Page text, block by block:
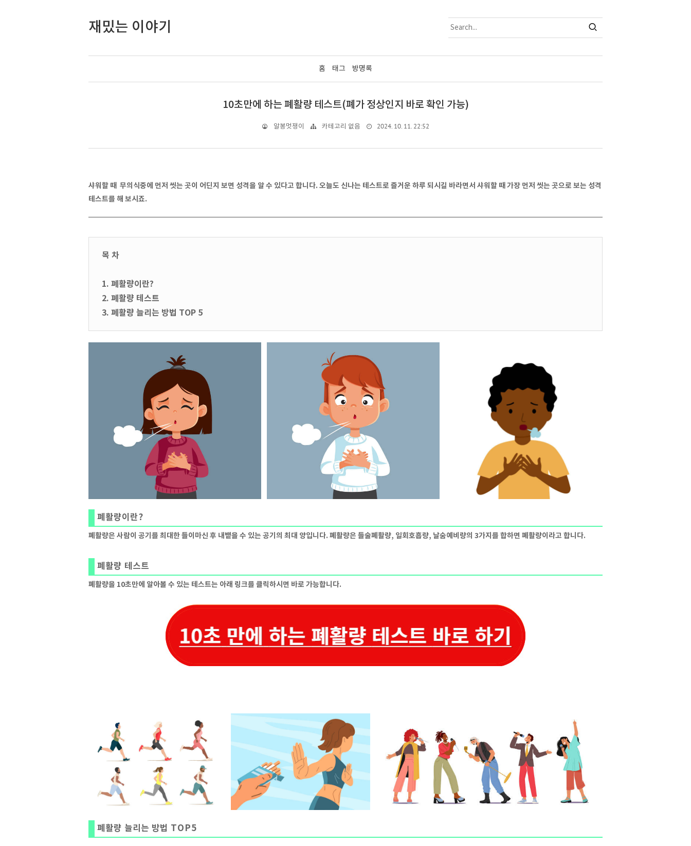
재밌는 이야기
홈 태그 방명록
10초만에 하는 폐활량 테스트(폐가 정상인지 바로 확인 가능)
알봉멋쟁이 카테고리 없음 2024. 10. 11. 22:52
샤워할 때 무의식중에 먼저 씻는 곳이 어딘지 보면 성격을 알 수 있다고 합니다. 오늘도 신나는 테스트로 즐거운 하루 되시길 바라면서 샤워할 때 가장 먼저 씻는 곳으로 보는 성격
테스트를 해 보시죠.
목 차
1. 폐활량이란?
2. 폐활량 테스트
3. 폐활량 늘리는 방법 TOP 5
폐활량이란?
폐활량은 사람이 공기를 최대한 들이마신 후 내뱉을 수 있는 공기의 최대 양입니다. 폐활량은 들술폐활량, 일회호흡량, 날숨예비량의 3가지를 합하면 폐활량이라고 합니다.
폐활량 테스트
폐활량을 10초만에 알아볼 수 있는 테스트는 아래 링크를 클릭하시면 바로 가능합니다.
폐활량 늘리는 방법 TOP5